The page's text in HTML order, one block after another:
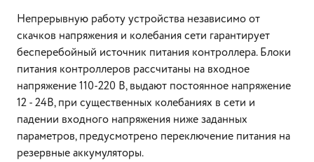
Непрерывную работу устройства независимо от
скачков напряжения и колебания сети гарантирует
бесперебойный источник питания контроллера. Блоки
питания контроллеров рассчитаны на входное
напряжение 110-220 В, выдают постоянное напряжение
12 - 24В, при существенных колебаниях в сети и
падении входного напряжения ниже заданных
параметров, предусмотрено переключение питания на
резервные аккумуляторы.